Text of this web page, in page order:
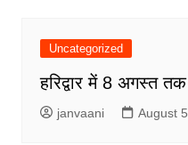
Uncategorized
हरिद्वार में 8 अगस्त तक
janvaani August